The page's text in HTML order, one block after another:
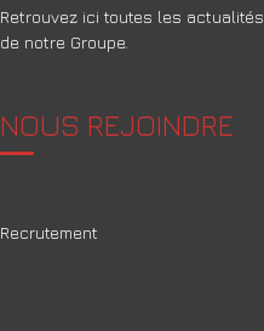
Retrouvez ici toutes les actualités
de notre Groupe.
NOUS REJOINDRE
Recrutement